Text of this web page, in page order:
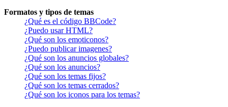
Formatos y tipos de temas
¿Qué es el código BBCode?
¿Puedo usar HTML?
¿Qué son los emoticonos?
¿Puedo publicar imagenes?
¿Qué son los anuncios globales?
¿Qué son los anuncios?
¿Qué son los temas fijos?
¿Qué son los temas cerrados?
¿Qué son los iconos para los temas?